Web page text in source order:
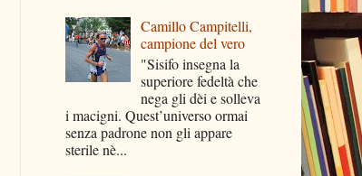
Camillo Campitelli,
campione del vero
"Sisifo insegna la
superiore fedeltà che
nega gli dèi e solleva
i macigni. Quest’universo ormai
senza padrone non gli appare
sterile nè...